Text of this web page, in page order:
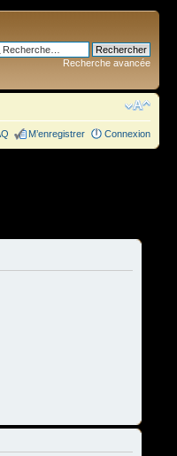
Recherche avancée
M’enregistrer Connexion